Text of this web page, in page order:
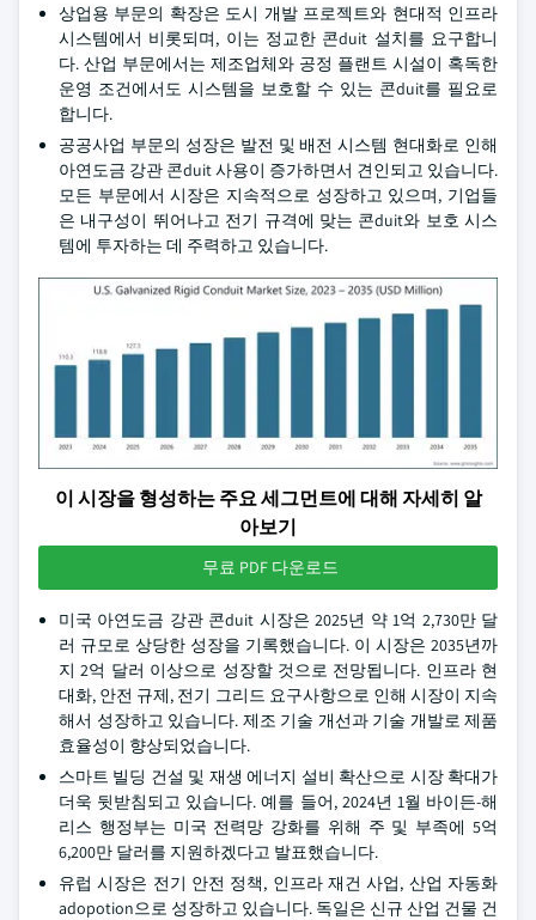
상업용 부문의 확장은 도시 개발 프로젝트와 현대적 인프라
시스템에서 비롯되며, 이는 정교한 콘duit 설치를 요구합니
다. 산업 부문에서는 제조업체와 공정 플랜트 시설이 혹독한
운영 조건에서도 시스템을 보호할 수 있는 콘duit를 필요로
합니다.
공공사업 부문의 성장은 발전 및 배전 시스템 현대화로 인해
아연도금 강관 콘duit 사용이 증가하면서 견인되고 있습니다.
모든 부문에서 시장은 지속적으로 성장하고 있으며, 기업들
은 내구성이 뛰어나고 전기 규격에 맞는 콘duit와 보호 시스
템에 투자하는 데 주력하고 있습니다.
이 시장을 형성하는 주요 세그먼트에 대해 자세히 알
아보기
무료 PDF 다운로드
미국 아연도금 강관 콘duit 시장은 2025년 약 1억 2,730만 달
러 규모로 상당한 성장을 기록했습니다. 이 시장은 2035년까
지 2억 달러 이상으로 성장할 것으로 전망됩니다. 인프라 현
대화, 안전 규제, 전기 그리드 요구사항으로 인해 시장이 지속
해서 성장하고 있습니다. 제조 기술 개선과 기술 개발로 제품
효율성이 향상되었습니다.
스마트 빌딩 건설 및 재생 에너지 설비 확산으로 시장 확대가
더욱 뒷받침되고 있습니다. 예를 들어, 2024년 1월 바이든-해
리스 행정부는 미국 전력망 강화를 위해 주 및 부족에 5억
6,200만 달러를 지원하겠다고 발표했습니다.
유럽 시장은 전기 안전 정책, 인프라 재건 사업, 산업 자동화
adopotion으로 성장하고 있습니다. 독일은 신규 산업 건물 건